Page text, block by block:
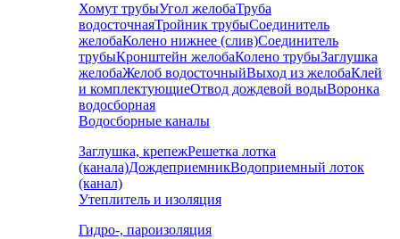
Хомут трубыУгол желобаТруба
водосточнаяТройник трубыСоединитель
желобаКолено нижнее (слив)Соединитель
трубыКронштейн желобаКолено трубыЗаглушка
желобаЖелоб водосточныйВыход из желобаКлей
и комплектующиеОтвод дождевой водыВоронка
водосборная
Водосборные каналы
Заглушка, крепежРешетка лотка
(канала)ДождеприемникВодоприемный лоток
(канал)
Утеплитель и изоляция
Гидро-, пароизоляция